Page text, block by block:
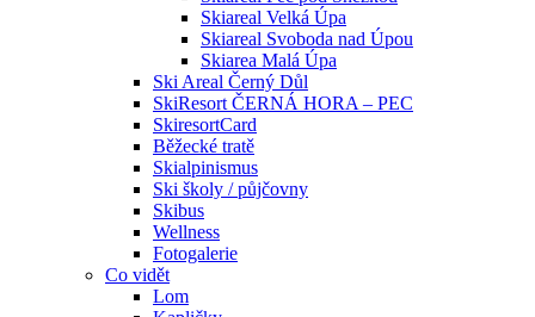
Skiareal Velká Úpa
Skiareal Svoboda nad Úpou
Skiarea Malá Úpa
Ski Areal Černý Důl
SkiResort ČERNÁ HORA – PEC
SkiresortCard
Běžecké tratě
Skialpinismus
Ski školy / půjčovny
Skibus
Wellness
Fotogalerie
Co vidět
Lom